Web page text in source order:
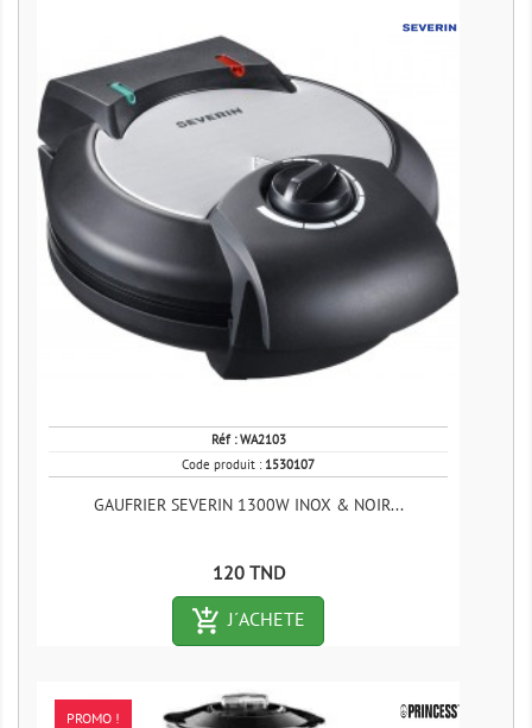
Réf :WA2103
Code produit : 1530107
GAUFRIER SEVERIN 1300W INOX & NOIR...
Prix
120 TND
add_shopping_cart-outlined
J´ACHETE
PROMO !